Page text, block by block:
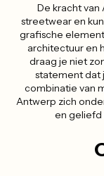
De kracht van
streetwear en
grafische
architectuur en
draag je niet
statement dat
combinatie van
Antwerp zich
en geliefd